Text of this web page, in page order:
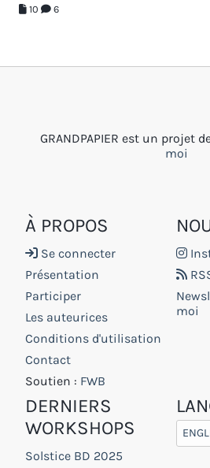
10 6
GRANDPAPIER est un projet
moi
À PROPOS
Se connecter
Présentation
Participer
Les auteurices
Conditions d'utilisation
Contact
Soutien : FWB
moi
DERNIERS
WORKSHOPS
Solstice BD 2025